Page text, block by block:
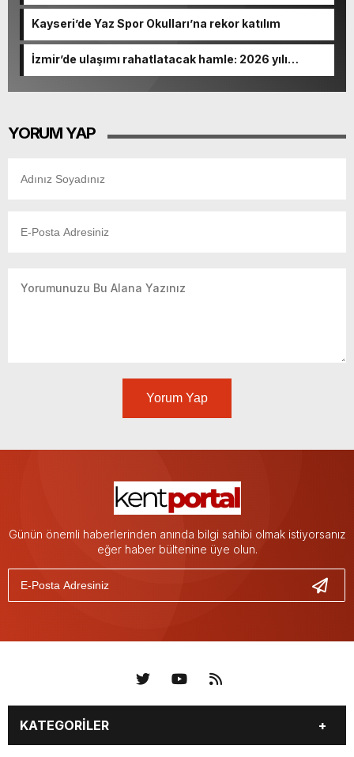
Kayseri’de Yaz Spor Okulları’na rekor katılım
İzmir’de ulaşımı rahatlatacak hamle: 2026 yılı
YORUM YAP
Yorum Yap
Günün önemli haberlerinden anında bilgi sahibi olmak istiyorsanız
eğer haber bültenine üye olun.
KATEGORİLER